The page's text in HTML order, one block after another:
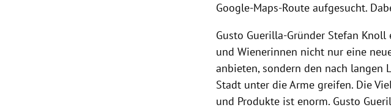
Google-Maps-Route aufgesucht.
Gusto Guerilla-Gründer Stefan
und Wienerinnen nicht nur eine
anbieten, sondern den nach langen
Stadt unter die Arme greifen. Die
und Produkte ist enorm. Gusto